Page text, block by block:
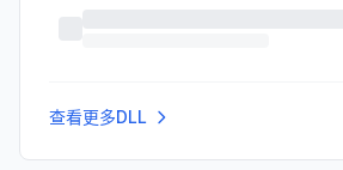
查看更多DLL